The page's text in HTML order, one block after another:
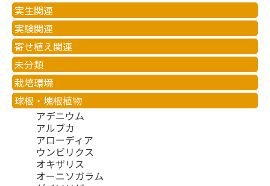
実生関連
実験関連
寄せ植え関連
未分類
栽培環境
球根・塊根植物
アデニウム
アルブカ
アローディア
ウンビリクス
オキザリス
オーニソガラム